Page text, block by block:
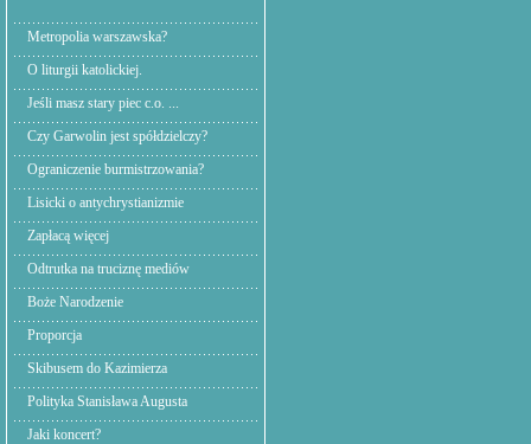
Metropolia warszawska?
O liturgii katolickiej.
Jeśli masz stary piec c.o. ...
Czy Garwolin jest spółdzielczy?
Ograniczenie burmistrzowania?
Lisicki o antychrystianizmie
Zapłacą więcej
Odtrutka na truciznę mediów
Boże Narodzenie
Proporcja
Skibusem do Kazimierza
Polityka Stanisława Augusta
Jaki koncert?